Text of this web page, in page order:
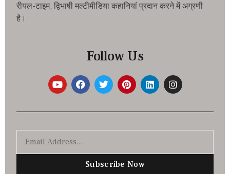
रीयल-टाइम, द्विभाषी मल्टीमीडिया कहानियां प्रदान करने में अग्रणी
है।
Follow Us
Subscribe Now